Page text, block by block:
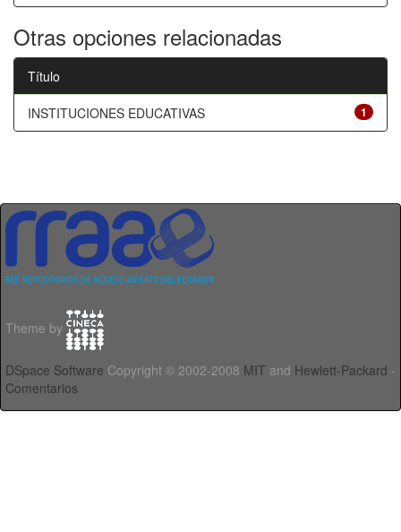
Otras opciones relacionadas
Título
1
INSTITUCIONES EDUCATIVAS
Theme by
DSpace Software Copyright © 2002-2008 MIT and Hewlett-Packard -
Comentarios